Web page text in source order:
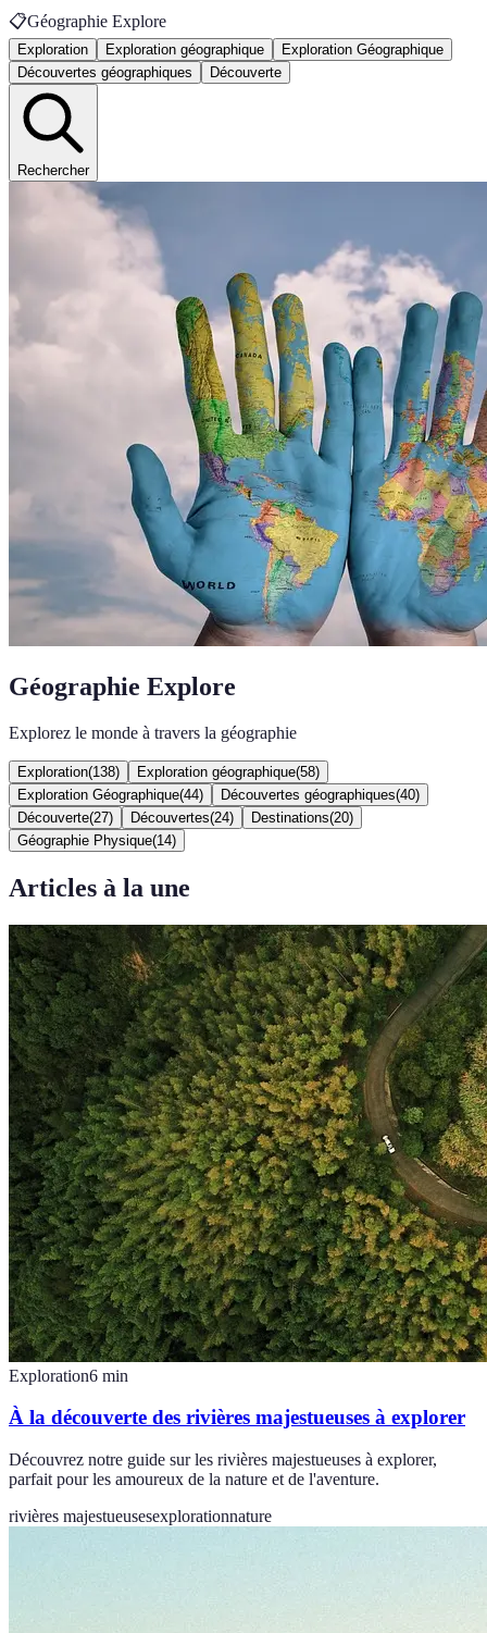
📋Géographie Explore
Exploration Exploration géographique
Exploration Géographique
Découvertes géographiques
Découverte
Rechercher
Géographie Explore
Explorez le monde à travers la géographie
Exploration(138) Exploration géographique(58)
Exploration Géographique(44) Découvertes géographiques(40)
Découverte(27) Découvertes(24) Destinations(20)
Géographie Physique(14)
Articles à la une
Exploration6 min
À la découverte des rivières majestueuses à explorer
Découvrez notre guide sur les rivières majestueuses à explorer,
parfait pour les amoureux de la nature et de l'aventure.
rivières majestueusesexplorationnature